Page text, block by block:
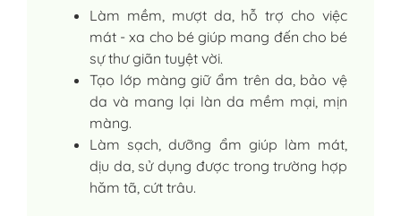
Làm mềm, mượt da, hỗ trợ cho việc
mát - xa cho bé giúp mang đến cho bé
sự thư giãn tuyệt vời.
Tạo lớp màng giữ ẩm trên da, bảo vệ
da và mang lại làn da mềm mại, mịn
màng.
Làm sạch, dưỡng ẩm giúp làm mát,
dịu da, sử dụng được trong trường hợp
hăm tã, cứt trâu.